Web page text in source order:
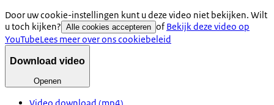
Door uw cookie-instellingen kunt u deze video niet bekijken. Wilt
u toch kijken? Alle cookies accepteren of Bekijk deze video op
YouTubeLees meer over ons cookiebeleid
Download video
Openen
Video download (mp4)